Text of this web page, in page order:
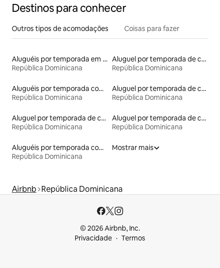
Destinos para conhecer
Outros tipos de acomodações Coisas para fazer
Aluguéis por temporada em hotéis-fazenda
República Dominicana
Aluguel por temporada de casas de hóspedes
República Dominicana
Aluguéis por temporada com banheiro para PCD
República Dominicana
Aluguel por temporada de casas arredondadas
República Dominicana
Aluguel por temporada de casas de veraneio
República Dominicana
Aluguel por temporada de contêineres
República Dominicana
Aluguéis por temporada com sauna
República Dominicana
Mostrar mais
Airbnb República Dominicana
© 2026 Airbnb, Inc.
Privacidade
Termos